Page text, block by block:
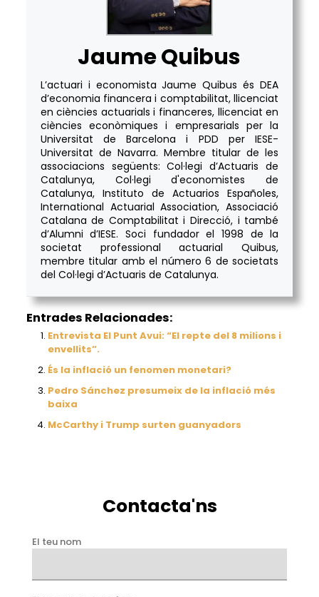
Jaume Quibus
L’actuari i economista Jaume Quibus és DEA
d’economia financera i comptabilitat, llicenciat
en ciències actuarials i financeres, llicenciat en
ciències econòmiques i empresarials per la
Universitat de Barcelona i PDD per IESE-
Universitat de Navarra. Membre titular de les
associacions següents: Col·legi d’Actuaris de
Catalunya, Col·legi d'economistes de
Catalunya, Instituto de Actuarios Españoles,
International Actuarial Association, Associació
Catalana de Comptabilitat i Direcció, i també
d’Alumni d’IESE. Soci fundador el 1998 de la
societat professional actuarial Quibus,
membre titular amb el número 6 de societats
del Col·legi d’Actuaris de Catalunya.
Entrades Relacionades:
Entrevista El Punt Avui: “El repte del 8 milions i
envellits”.
És la inflació un fenomen monetari?
Pedro Sánchez presumeix de la inflació més
baixa
McCarthy i Trump surten guanyadors
Contacta'ns
El teu nom